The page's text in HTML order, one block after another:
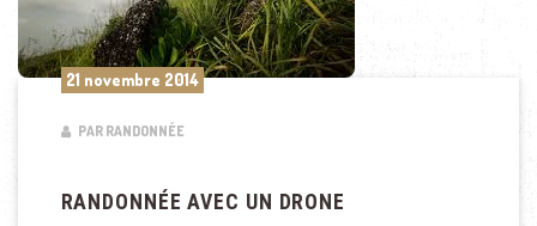
21 novembre 2014
PAR RANDONNÉE
RANDONNÉE AVEC UN DRONE